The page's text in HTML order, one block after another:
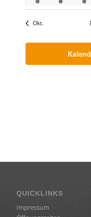
Veranstaltung
Okt.
QUICKLINKS
Impressum